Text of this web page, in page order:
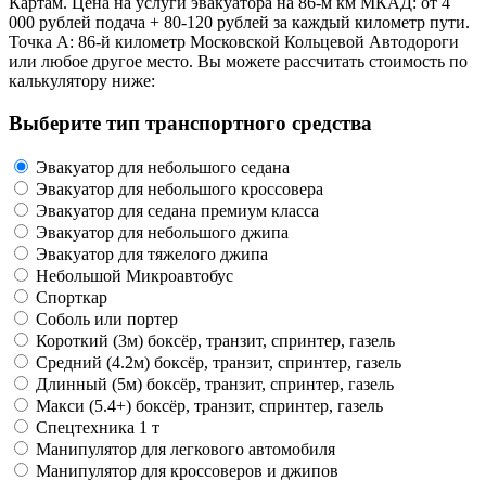
000 рублей подача + 80-120 рублей за каждый километр пути.
Точка А: 86-й километр Московской Кольцевой Автодороги
или любое другое место. Вы можете рассчитать стоимость по
калькулятору ниже:
Выберите тип транспортного средства
Эвакуатор для небольшого седана
Эвакуатор для небольшого кроссовера
Эвакуатор для седана премиум класса
Эвакуатор для небольшого джипа
Эвакуатор для тяжелого джипа
Небольшой Микроавтобус
Спорткар
Соболь или портер
Короткий (3м) боксёр, транзит, спринтер, газель
Средний (4.2м) боксёр, транзит, спринтер, газель
Длинный (5м) боксёр, транзит, спринтер, газель
Макси (5.4+) боксёр, транзит, спринтер, газель
Спецтехника 1 т
Манипулятор для легкового автомобиля
Манипулятор для кроссоверов и джипов